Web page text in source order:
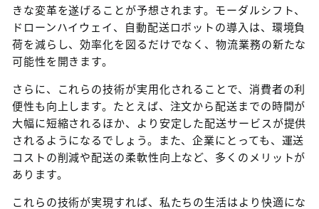
きな変革を遂げることが予想されます。モーダルシフト、
ドローンハイウェイ、自動配送ロボットの導入は、環境負
荷を減らし、効率化を図るだけでなく、物流業務の新たな
可能性を開きます。
さらに、これらの技術が実用化されることで、消費者の利
便性も向上します。たとえば、注文から配送までの時間が
大幅に短縮されるほか、より安定した配送サービスが提供
されるようになるでしょう。また、企業にとっても、運送
コストの削減や配送の柔軟性向上など、多くのメリットが
あります。
これらの技術が実現すれば、私たちの生活はより快適にな